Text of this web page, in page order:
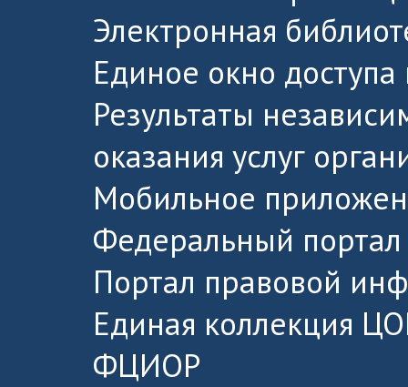
Электронная
Единое окно
Результаты
оказания услуг
Мобильное
Федеральный портал
Портал правовой
Единая коллекция
ФЦИОР